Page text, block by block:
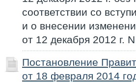
соответствии со
и о внесении
от 12 декабря 2012 г.
Постановление
от 18 февраля 2014